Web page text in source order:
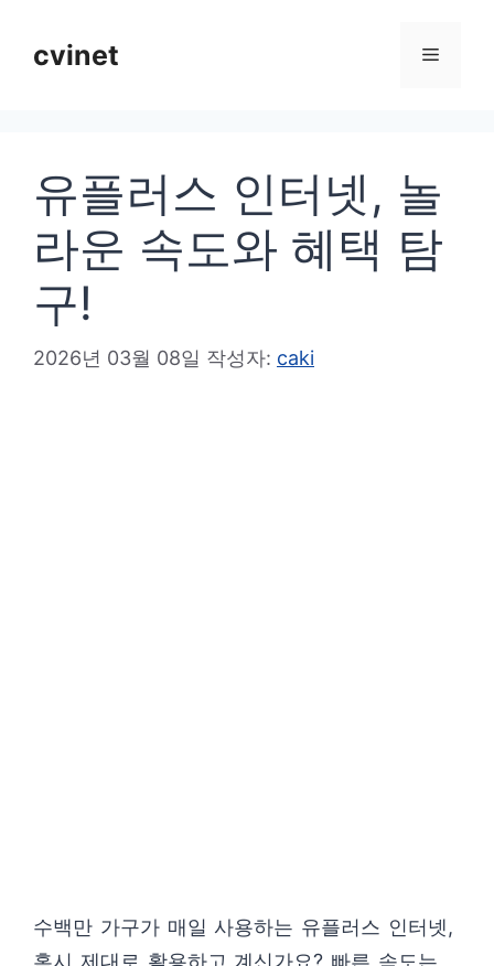
cvinet 메
유플러스 인터넷, 놀
라운 속도와 혜택 탐
구!
2026년 03월 08일 작성자: caki
수백만 가구가 매일 사용하는 유플러스 인터넷,
혹시 제대로 활용하고 계신가요? 빠른 속도는